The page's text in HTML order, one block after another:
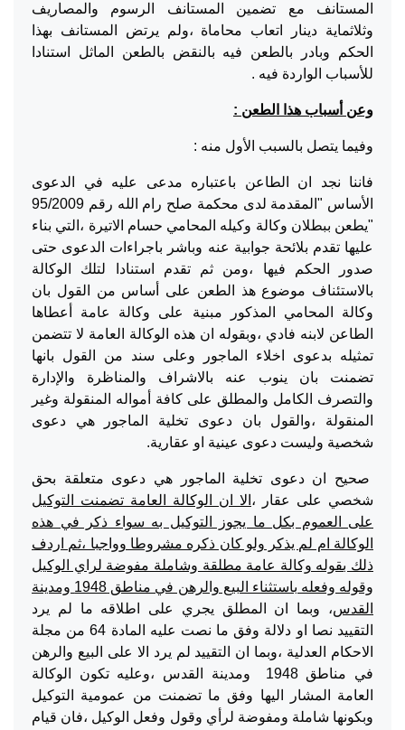
المستانف مع تضمين المستانف الرسوم والمصاريف
وثلاثماية دينار اتعاب محاماة ،ولم يرتض المستانف بهذا
الحكم وبادر بالطعن فيه بالنقض بالطعن الماثل استنادا
للأسباب الواردة فيه .
وعن أسباب هذا الطعن :
وفيما يتصل بالسبب الأول منه :
فاننا نجد ان الطاعن باعتباره مدعى عليه في الدعوى
الأساس "المقدمة لدى محكمة صلح رام الله رقم 95/2009
"يطعن ببطلان وكالة وكيله المحامي حسام الاتيرة ،التي بناء
عليها تقدم بلائحة جوابية عنه وباشر باجراءات الدعوى حتى
صدور الحكم فيها ،ومن ثم تقدم استنادا لتلك الوكالة
بالاستئناف موضوع هذ الطعن على أساس من القول بان
وكالة المحامي المذكور مبنية على وكالة عامة أعطاها
الطاعن لابنه فادي ،وبقوله ان هذه الوكالة العامة لا تتضمن
تمثيله بدعوى اخلاء الماجور وعلى سند من القول بانها
تضمنت بان ينوب عنه بالاشراف والمناظرة والإدارة
والتصرف الكامل والمطلق على كافة أمواله المنقولة وغير
المنقولة ،والقول بان دعوى تخلية الماجور هي دعوى
شخصية وليست دعوى عينية او عقارية.
صحيح ان دعوى تخلية الماجور هي دعوى متعلقة بحق
شخصي على عقار ، الا ان الوكالة العامة تضمنت التوكيل
على العموم بكل ما يجوز التوكيل به سواء ذكر في هذه
الوكالة ام لم يذكر ولو كان ذكره مشروطا وواجبا ،ثم اردف
ذلك بقوله وكالة عامة مطلقة وشاملة مفوضة لراي الوكيل
وقوله وفعله باستثناء البيع والرهن في مناطق 1948 ومدينة
القدس، وبما ان المطلق يجري على اطلاقه ما لم يرد
التقييد نصا او دلالة وفق ما نصت عليه المادة 64 من مجلة
الاحكام العدلية ،وبما ان التقييد لم يرد الا على البيع والرهن
في مناطق 1948 ومدينة القدس ،وعليه تكون الوكالة
العامة المشار اليها وفق ما تضمنت من عمومية التوكيل
وبكونها شاملة ومفوضة لرأي وقول وفعل الوكيل ،فان قيام